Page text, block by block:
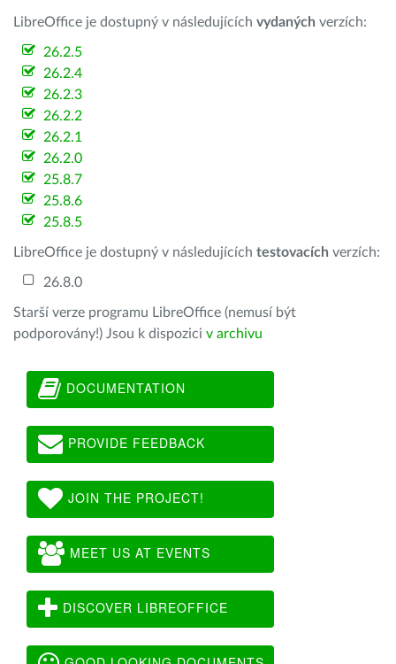
LibreOffice je dostupný v následujících vydaných verzích:
26.2.5
26.2.4
26.2.3
26.2.2
26.2.1
26.2.0
25.8.7
25.8.6
25.8.5
LibreOffice je dostupný v následujících testovacích verzích:
26.8.0
Starší verze programu LibreOffice (nemusí být
podporovány!) Jsou k dispozici v archivu
DOCUMENTATION
PROVIDE FEEDBACK
JOIN THE PROJECT!
MEET US AT EVENTS
DISCOVER LIBREOFFICE